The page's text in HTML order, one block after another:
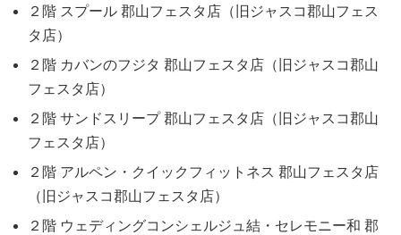
２階 スプール 郡山フェスタ店（旧ジャスコ郡山フェス
タ店）
２階 カバンのフジタ 郡山フェスタ店（旧ジャスコ郡山
フェスタ店）
２階 サンドスリープ 郡山フェスタ店（旧ジャスコ郡山
フェスタ店）
２階 アルペン・クイックフィットネス 郡山フェスタ店
（旧ジャスコ郡山フェスタ店）
２階 ウェディングコンシェルジュ結・セレモニー和 郡